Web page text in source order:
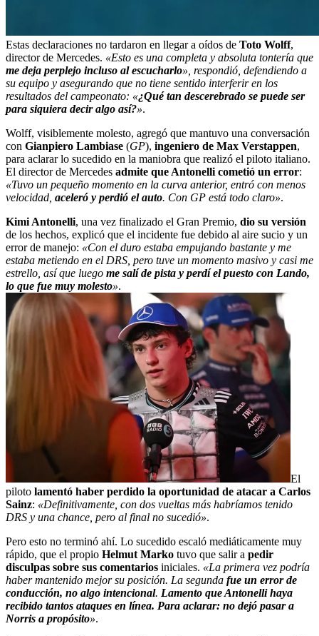
Estas declaraciones no tardaron en llegar a oídos de Toto Wolff,
director de Mercedes. «Esto es una completa y absoluta tontería que
me deja perplejo incluso al escucharlo», respondió, defendiendo a
su equipo y asegurando que no tiene sentido interferir en los
resultados del campeonato: «¿Qué tan descerebrado se puede ser
para siquiera decir algo así?».
Wolff, visiblemente molesto, agregó que mantuvo una conversación
con Gianpiero Lambiase (GP), ingeniero de Max Verstappen,
para aclarar lo sucedido en la maniobra que realizó el piloto italiano.
El director de Mercedes admite que Antonelli cometió un error:
«Tuvo un pequeño momento en la curva anterior, entró con menos
velocidad, aceleró y perdió el auto. Con GP está todo claro».
Kimi Antonelli, una vez finalizado el Gran Premio, dio su versión
de los hechos, explicó que el incidente fue debido al aire sucio y un
error de manejo: «Con el duro estaba empujando bastante y me
estaba metiendo en el DRS, pero tuve un momento masivo y casi me
estrello, así que luego me salí de pista y perdí el puesto con Lando,
lo que fue muy molesto».
El
piloto lamentó haber perdido la oportunidad de atacar a Carlos
Sainz: «Definitivamente, con dos vueltas más habríamos tenido
DRS y una chance, pero al final no sucedió».
Pero esto no terminó ahí. Lo sucedido escaló mediáticamente muy
rápido, que el propio Helmut Marko tuvo que salir a pedir
disculpas sobre sus comentarios iniciales. «La primera vez podría
haber mantenido mejor su posición. La segunda fue un error de
conducción, no algo intencional. Lamento que Antonelli haya
recibido tantos ataques en línea. Para aclarar: no dejó pasar a
Norris a propósito».